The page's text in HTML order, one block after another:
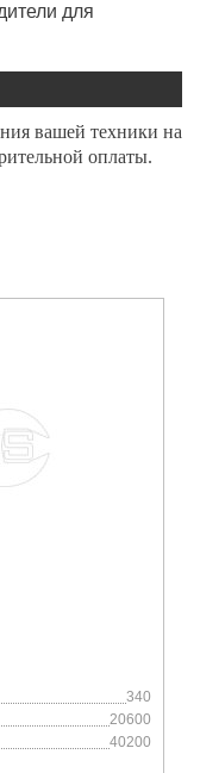
для
вашей техники на
оплаты.
340
20600
40200